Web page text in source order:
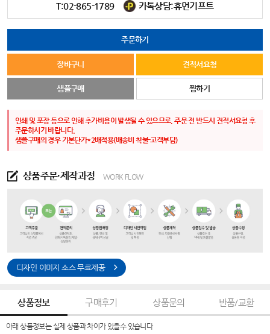
T:02-865-1789 카톡상담:휴먼기프트
주문하기
장바구니 견적서요청
샘플구매 찜하기
인쇄 및 포장 등으로 인해 추가비용이 발생될 수 있으므로, 주문 전 반드시 견적서요청 후
주문하시기 바랍니다.
샘플구매의 경우 기본단가*2배적용(배송비 착불-고객부담)
상품주문·제작과정 WORK FLOW
디자인 이미지 소스 무료제공
상품정보 구매후기 상품문의 반품/교환
아래 상품정보는 실제 상품과 차이가 있을수 있습니다